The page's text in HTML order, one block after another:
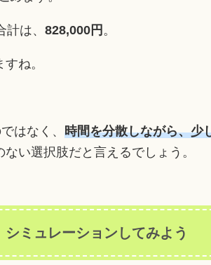
は、 828,000円 。
ね。
はなく、 時間を分散しながら、少
い選択肢だと言えるでしょう。
ミュレーションしてみよう